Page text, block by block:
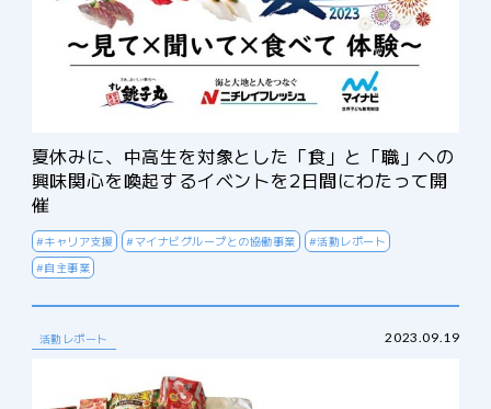
夏休みに、中高生を対象とした「食」と「職」への
興味関心を喚起するイベントを2日間にわたって開
催
#キャリア支援 #マイナビグループとの協働事業
#活動レポート
#自主事業
活動レポート 2023.09.19